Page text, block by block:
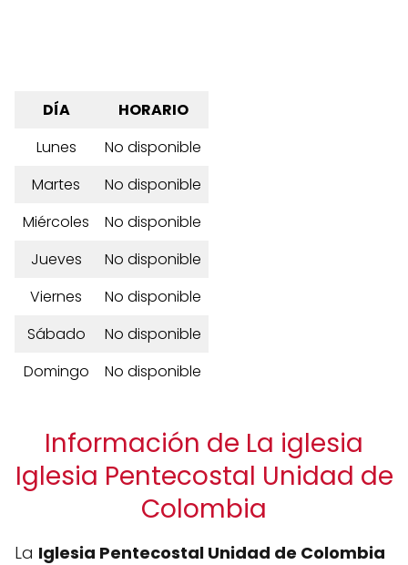
DÍA
HORARIO
Lunes
No disponible
Martes
No disponible
Miércoles
No disponible
Jueves
No disponible
Viernes
No disponible
Sábado
No disponible
Domingo
No disponible
Información de La iglesia
Iglesia Pentecostal Unidad de
Colombia
La Iglesia Pentecostal Unidad de Colombia